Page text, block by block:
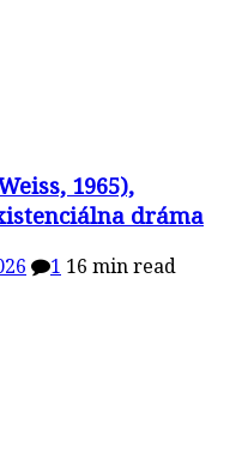
1965),
dráma
1 16 min read